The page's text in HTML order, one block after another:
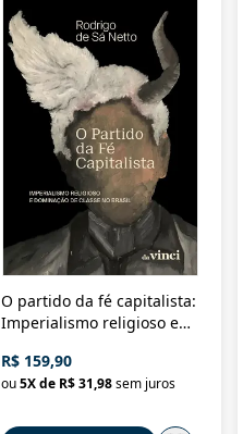
O partido da fé capitalista:
Imperialismo religioso e
Brasil
R$ 159,90
ou5X de R$ 31,98sem juros